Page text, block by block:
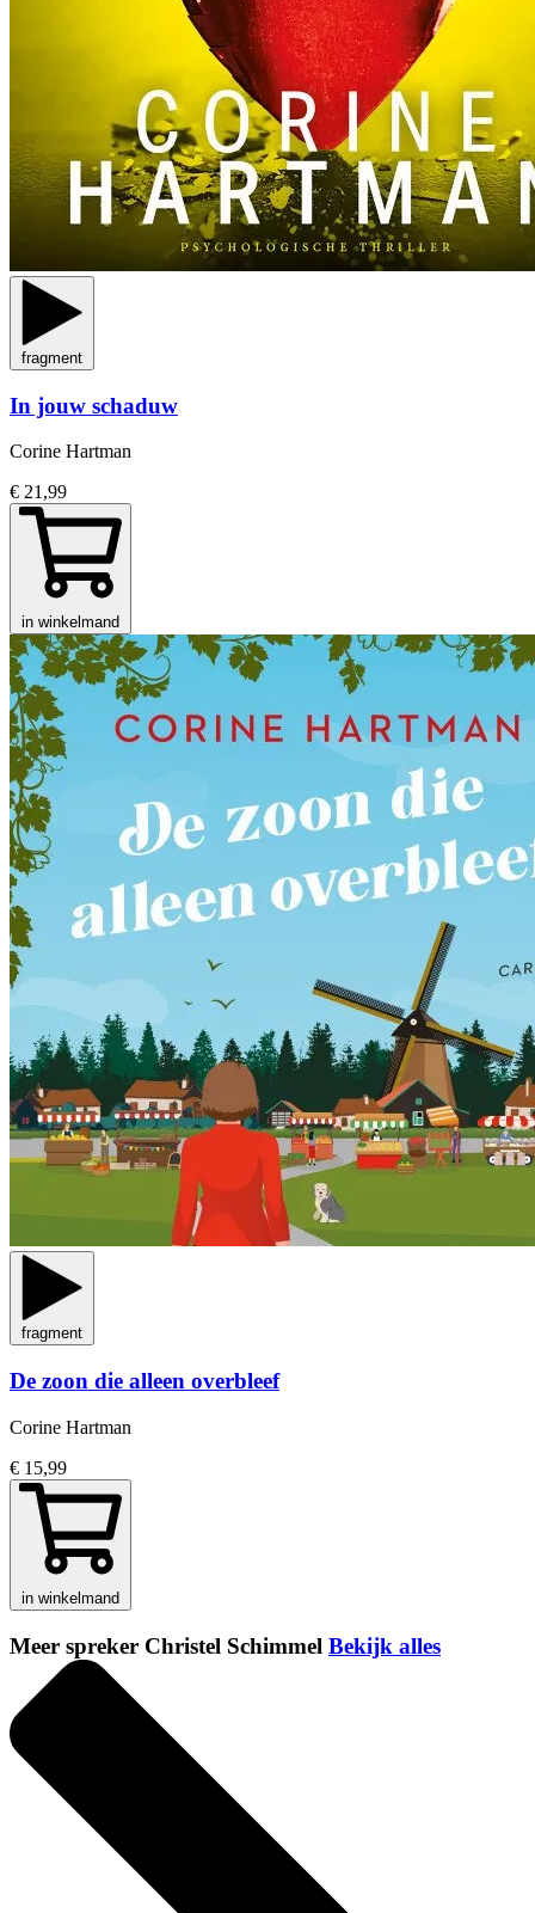
fragment
In jouw schaduw
Corine Hartman
€ 21,99
in winkelmand
fragment
De zoon die alleen overbleef
Corine Hartman
€ 15,99
in winkelmand
Meer spreker Christel Schimmel Bekijk alles